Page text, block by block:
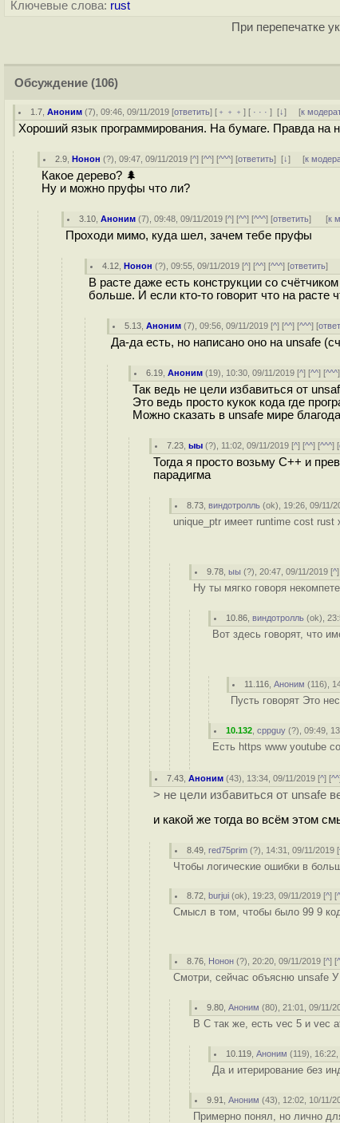
Ключевые слова: rust
При перепечатке
Обсуждение (106)
1.7 ,Аноним (7), 09:46, 09/11/2019 [ответить] [ ﹢﹢﹢] [ · · ·][↓] [к
Хороший язык программирования. На бумаге. Правда на
2.9 ,Нонон (?), 09:47, 09/11/2019 [^] [^^] [^^^] [ответить][↓] [к
Какое дерево? 🌲
Ну и можно пруфы что ли?
3.10 ,Аноним (7), 09:48, 09/11/2019 [^] [^^] [^^^] [ответить] [к
Проходи мимо, куда шел, зачем тебе пруфы
4.12 ,Нонон (?), 09:55, 09/11/2019 [^] [^^] [^^^] [ответить]
В расте даже есть конструкции со
больше. И если кто-то говорит что на расте
5.13 ,Аноним (7), 09:56, 09/11/2019 [^] [^^] [^^^] [
Да-да есть, но написано оно на unsafe
6.19 ,Аноним (19), 10:30, 09/11/2019 [^] [^^] [^^^
Так ведь не цели избавиться от
Это ведь просто кукок кода где
Можно сказать в unsafe мире
7.23 ,ыы (?), 11:02, 09/11/2019 [^] [^^] [^^^] [
Тогда я просто возьму C++ и
парадигма
8.73 ,виндотролль (ok), 19:26, 09/11/
unique_ptr имеет runtime cost
9.78 ,ыы (?), 20:47, 09/11/2019 [^
Ну ты мягко говоря
10.86 ,виндотролль (ok),
Вот здесь говорят, что
11.116 ,Аноним (116),
Пусть говорят Это
10.132 ,cppguy (?), 09:49,
Есть https www youtube
7.43 ,Аноним (43), 13:34, 09/11/2019 [^] [^^
> не цели избавиться от unsafe
и какой же тогда во всём этом
8.49 ,red75prim (?), 14:31, 09/11/2019 [
Чтобы логические ошибки в
8.72 ,burjui (ok), 19:23, 09/11/2019 [^] [
Смысл в том, чтобы было 99 9
8.76 Нонон (?), 20:20, 09/11/2019 [^] [
Смотри, сейчас объясню unsafe У
9.80 ,Аноним (80), 21:01, 09/11/
В C так же, есть vec 5 и vec
10.119 ,Аноним (119), 16:22,
Да и итерирование без
9.91 ,Аноним (43), 12:02, 10/11/
Примерно понял, но лично